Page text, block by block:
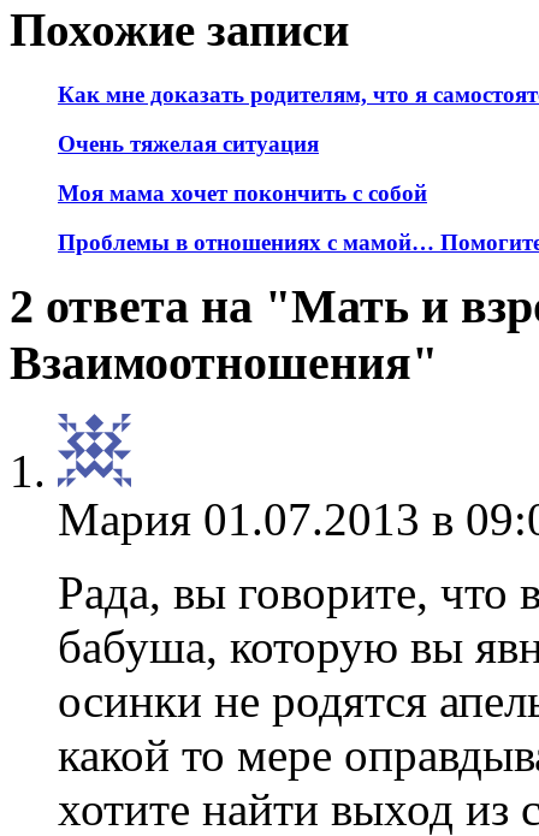
Похожие записи
Как мне доказать родителям, что я
Очень тяжелая ситуация
Моя мама хочет покончить с собой
Проблемы в отношениях с мамой…
2 ответа на "Мать и
Взаимоотношения"
Мария 01.07.2013 в
Рада, вы говорите, что
бабуша, которую вы
осинки не родятся
какой то мере
хотите найти выход